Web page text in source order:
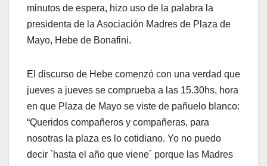
minutos de espera, hizo uso de la palabra la
presidenta de la Asociación Madres de Plaza de
Mayo, Hebe de Bonafini.
El discurso de Hebe comenzó con una verdad que
jueves a jueves se comprueba a las 15.30hs, hora
en que Plaza de Mayo se viste de pañuelo blanco:
“Queridos compañeros y compañeras, para
nosotras la plaza es lo cotidiano. Yo no puedo
decir `hasta el año que viene´ porque las Madres